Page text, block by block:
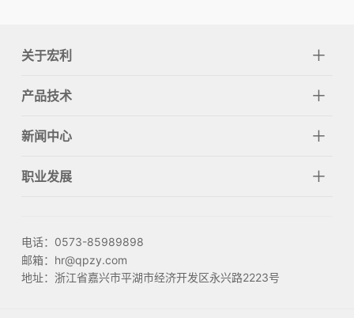
关于宏利
产品技术
新闻中心
职业发展
电话：0573-85989898
邮箱：hr@qpzy.com
地址：浙江省嘉兴市平湖市经济开发区永兴路2223号